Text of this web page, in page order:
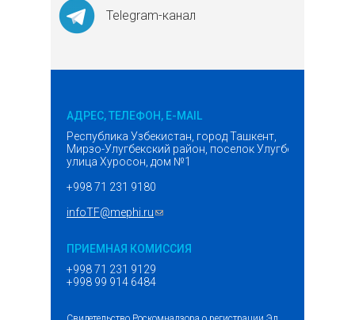
Telegram-канал
АДРЕС, ТЕЛЕФОН, E-MAIL
Республика Узбекистан, город Ташкент,
Мирзо-Улугбекский район, поселок Улугбек,
улица Хуросон, дом №1
+998 71 231 9180
infoTF@mephi.ru(ссылка для отправки email)
ПРИЕМНАЯ КОМИССИЯ
+998 71 231 9129
+998 99 914 6484